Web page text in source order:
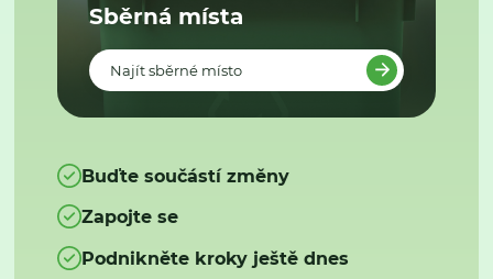
Sběrná místa
Najít sběrné místo
Buďte součástí změny
Zapojte se
Podnikněte kroky ještě dnes